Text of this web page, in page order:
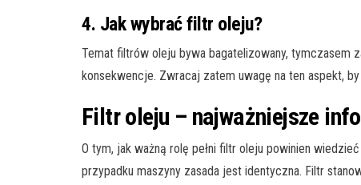
4. Jak wybrać filtr oleju?
Temat filtrów oleju bywa bagatelizowany, tymczasem
konsekwencje. Zwracaj zatem uwagę na ten aspekt,
Filtr oleju – najważniejsze
O tym, jak ważną rolę pełni filtr oleju powinien
przypadku maszyny zasada jest identyczna. Filtr